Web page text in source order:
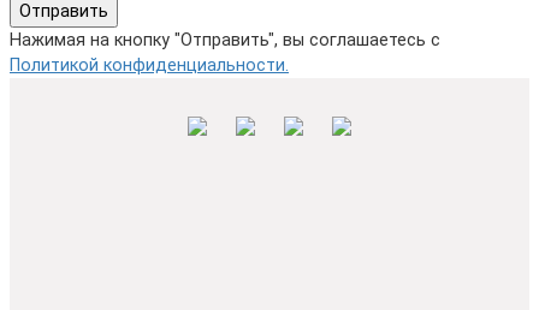
Отправить
Нажимая на кнопку "Отправить", вы соглашаетесь с
Политикой конфиденциальности.